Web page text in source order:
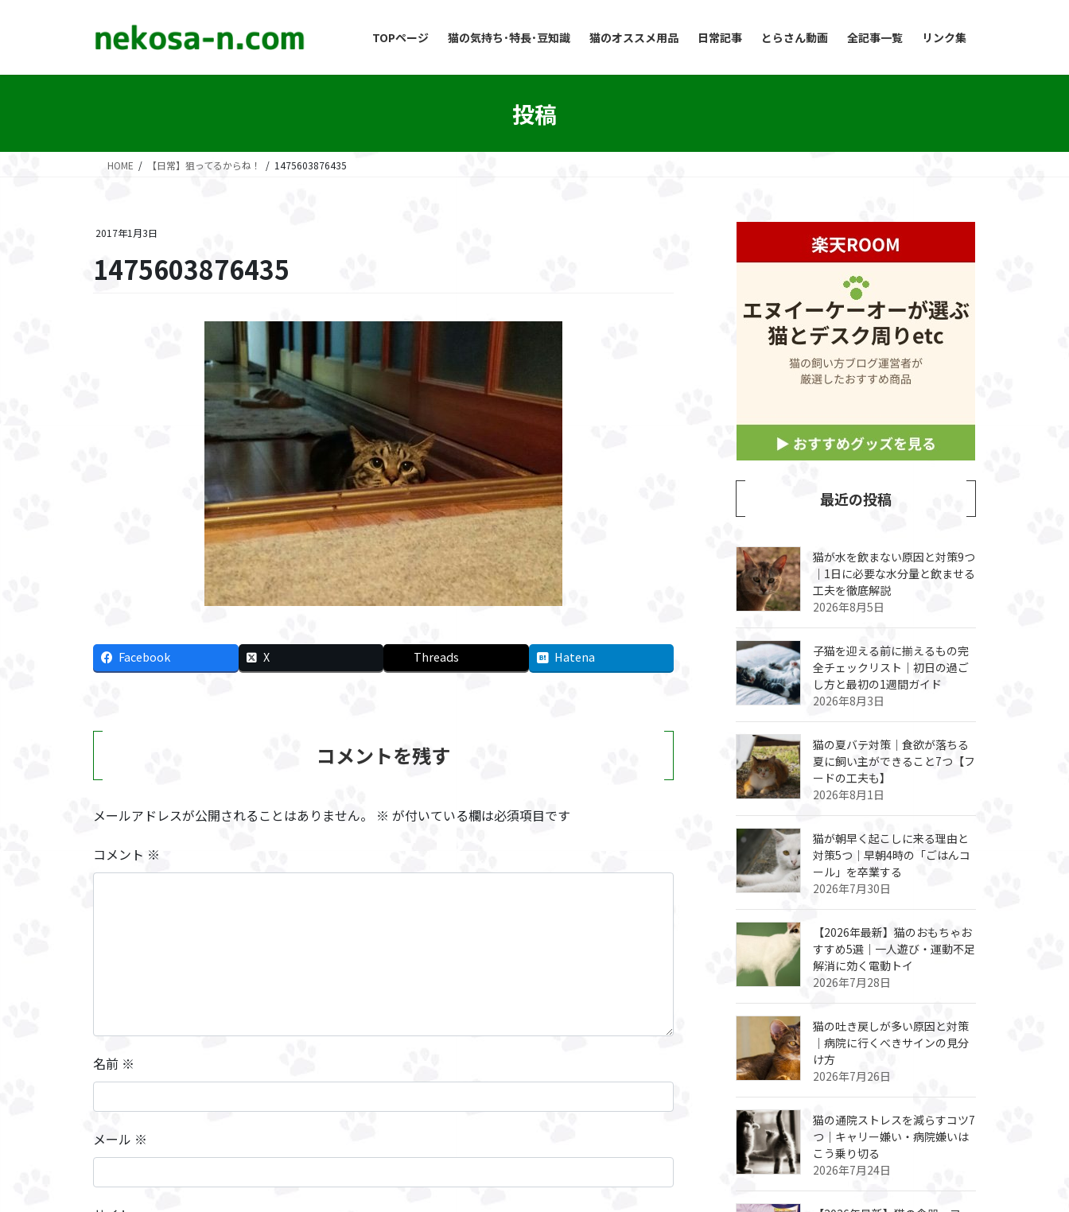
TOPページ 猫の気持ち･特長･豆知識 猫のオススメ用品 日常記事 とらさん動画 全記事一覧 リンク集
投稿
HOME 【日常】狙ってるからね！ 1475603876435
2017年1月3日
1475603876435
Facebook X Threads Hatena
コメントを残す
メールアドレスが公開されることはありません。 ※ が付いている欄は必須項目です
コメント ※
名前 ※
メール ※
最近の投稿
猫が水を飲まない原因と対策9つ
｜1日に必要な水分量と飲ませる
工夫を徹底解説
2026年8月5日
子猫を迎える前に揃えるもの完
全チェックリスト｜初日の過ご
し方と最初の1週間ガイド
2026年8月3日
猫の夏バテ対策｜食欲が落ちる
夏に飼い主ができること7つ【フ
ードの工夫も】
2026年8月1日
猫が朝早く起こしに来る理由と
対策5つ｜早朝4時の「ごはんコ
ール」を卒業する
2026年7月30日
【2026年最新】猫のおもちゃお
すすめ5選｜一人遊び・運動不足
解消に効く電動トイ
2026年7月28日
猫の吐き戻しが多い原因と対策
｜病院に行くべきサインの見分
け方
2026年7月26日
猫の通院ストレスを減らすコツ7
つ｜キャリー嫌い・病院嫌いは
こう乗り切る
2026年7月24日